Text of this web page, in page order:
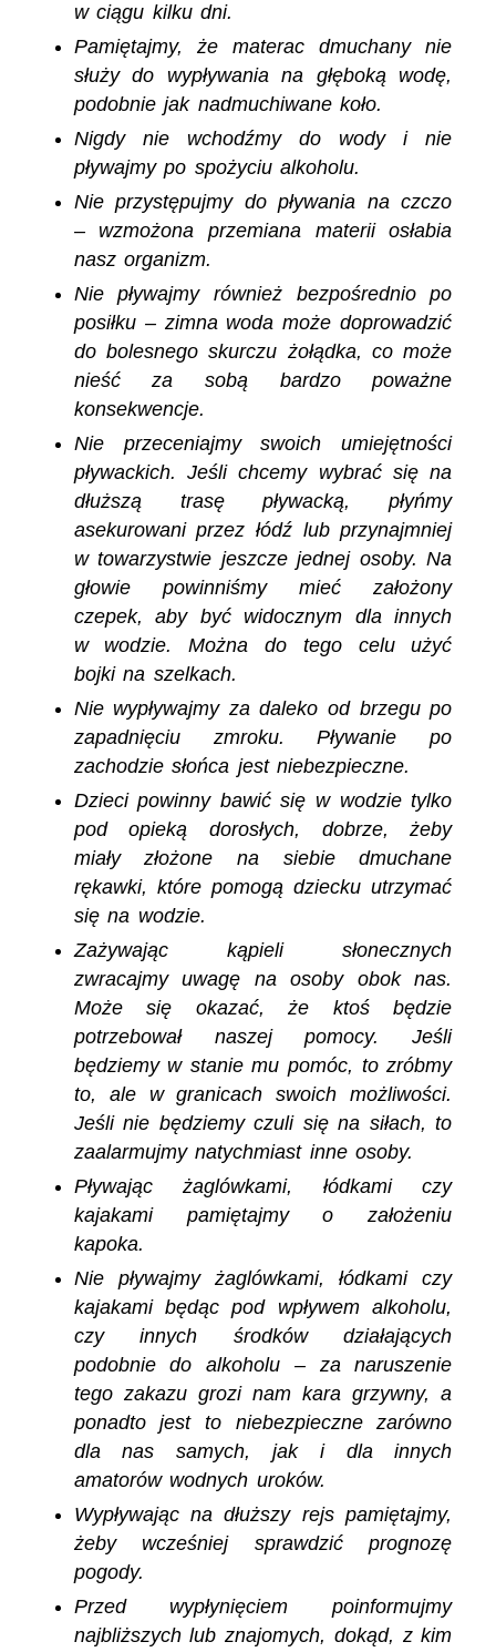
w ciągu kilku dni.
Pamiętajmy, że materac dmuchany nie
służy do wypływania na głęboką wodę,
podobnie jak nadmuchiwane koło.
Nigdy nie wchodźmy do wody i nie
pływajmy po spożyciu alkoholu.
Nie przystępujmy do pływania na czczo
– wzmożona przemiana materii osłabia
nasz organizm.
Nie pływajmy również bezpośrednio po
posiłku – zimna woda może doprowadzić
do bolesnego skurczu żołądka, co może
nieść za sobą bardzo poważne
konsekwencje.
Nie przeceniajmy swoich umiejętności
pływackich. Jeśli chcemy wybrać się na
dłuższą trasę pływacką, płyńmy
asekurowani przez łódź lub przynajmniej
w towarzystwie jeszcze jednej osoby. Na
głowie powinniśmy mieć założony
czepek, aby być widocznym dla innych
w wodzie. Można do tego celu użyć
bojki na szelkach.
Nie wypływajmy za daleko od brzegu po
zapadnięciu zmroku. Pływanie po
zachodzie słońca jest niebezpieczne.
Dzieci powinny bawić się w wodzie tylko
pod opieką dorosłych, dobrze, żeby
miały złożone na siebie dmuchane
rękawki, które pomogą dziecku utrzymać
się na wodzie.
Zażywając kąpieli słonecznych
zwracajmy uwagę na osoby obok nas.
Może się okazać, że ktoś będzie
potrzebował naszej pomocy. Jeśli
będziemy w stanie mu pomóc, to zróbmy
to, ale w granicach swoich możliwości.
Jeśli nie będziemy czuli się na siłach, to
zaalarmujmy natychmiast inne osoby.
Pływając żaglówkami, łódkami czy
kajakami pamiętajmy o założeniu
kapoka.
Nie pływajmy żaglówkami, łódkami czy
kajakami będąc pod wpływem alkoholu,
czy innych środków działających
podobnie do alkoholu – za naruszenie
tego zakazu grozi nam kara grzywny, a
ponadto jest to niebezpieczne zarówno
dla nas samych, jak i dla innych
amatorów wodnych uroków.
Wypływając na dłuższy rejs pamiętajmy,
żeby wcześniej sprawdzić prognozę
pogody.
Przed wypłynięciem poinformujmy
najbliższych lub znajomych, dokąd, z kim